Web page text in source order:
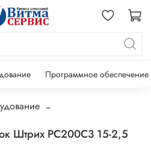
Программное обеспечение
Штрих PC200C3 15-2,5